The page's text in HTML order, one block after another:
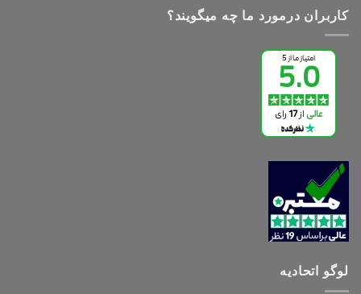
کاربران درمورد ما چه میگویند؟
لوگو اتحادیه